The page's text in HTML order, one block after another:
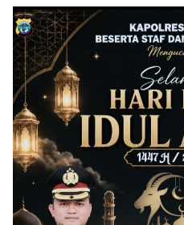
Mampu di Timika